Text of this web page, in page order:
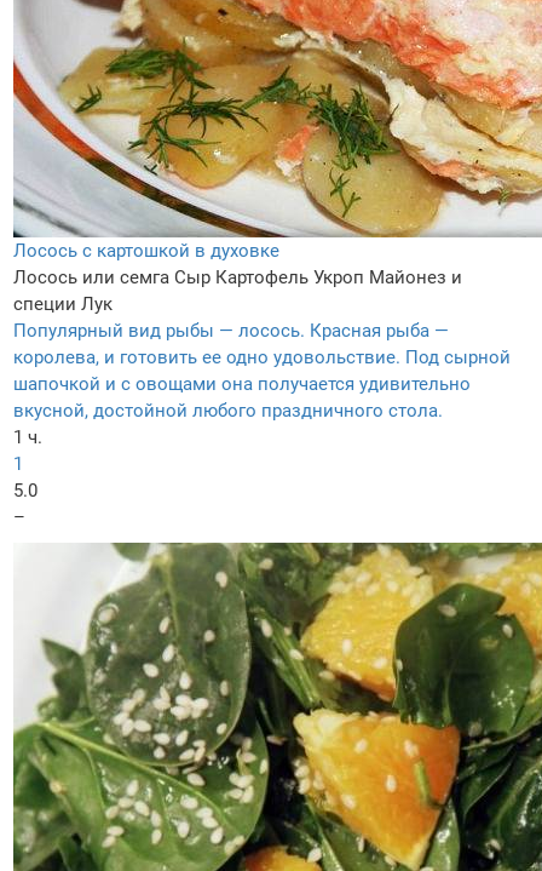
Лосось с картошкой в духовке
Лосось или семга Сыр Картофель Укроп Майонез и
специи Лук
Популярный вид рыбы — лосось. Красная рыба —
королева, и готовить ее одно удовольствие. Под сырной
шапочкой и с овощами она получается удивительно
вкусной, достойной любого праздничного стола.
1 ч.
1
5.0
–